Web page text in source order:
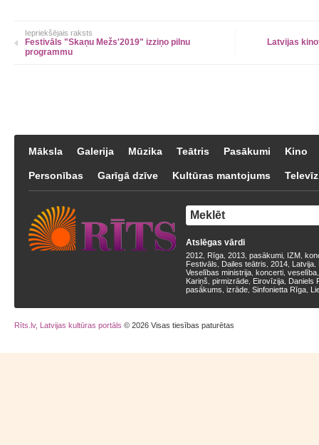
Iepriekšējais raksts
Festivāls "Skaņu Mežs'2019" izziņo pilnu
programmu
Latvijas
Māksla Galerija Mūzika Teātris Pasākumi Kino
Personības Garīgā dzīve Kultūras mantojums
Atslēgas vārdi
2012 Rīga 2013 pasākumi IZM
Festivāls
Dailes teātris 2014 Latvija
Veselības ministrija koncerti veselība
Kariņš pirmizrāde Eirovīzija Daniels
pasākums izrāde Sinfonietta Rīga
Rīts.lv, Latvijas kultūras portāls © 2026 Visas tiesības paturētas